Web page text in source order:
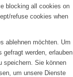
blocking all cookies on
refuse cookies when
ablehnen möchten. Um
werden, erlauben
speichern. Sie können
um unsere Dienste